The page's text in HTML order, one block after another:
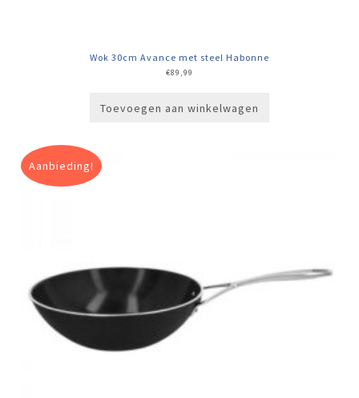
Wok 30cm Avance met steel Habonne
€89,99
Toevoegen aan winkelwagen
Aanbieding!